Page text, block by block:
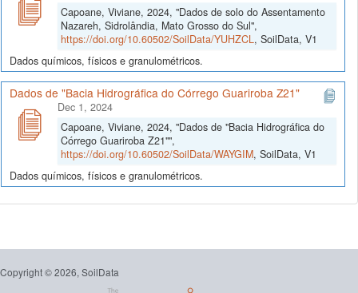
Capoane, Viviane, 2024, "Dados de solo do Assentamento
Nazareh, Sidrolândia, Mato Grosso do Sul",
https://doi.org/10.60502/SoilData/YUHZCL, SoilData, V1
Dados químicos, físicos e granulométricos.
Dados de "Bacia Hidrográfica do Córrego Guariroba Z21"
Dec 1, 2024
Capoane, Viviane, 2024, "Dados de "Bacia Hidrográfica do
Córrego Guariroba Z21"",
https://doi.org/10.60502/SoilData/WAYGIM, SoilData, V1
Dados químicos, físicos e granulométricos.
Copyright © 2026, SoilData